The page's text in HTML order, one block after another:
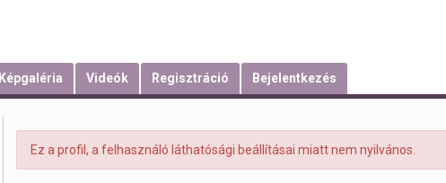
Képgaléria Videók Regisztráció Bejelentkezés
Ez a profil, a felhasználó láthatósági beállításai miatt nem nyilvános.